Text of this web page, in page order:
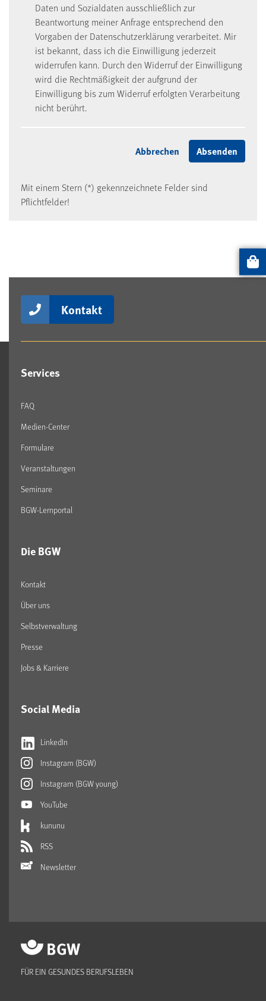
Daten und Sozialdaten ausschließlich zur
Beantwortung meiner Anfrage entsprechend den
Vorgaben der Datenschutzerklärung verarbeitet. Mir
ist bekannt, dass ich die Einwilligung jederzeit
widerrufen kann. Durch den Widerruf der Einwilligung
wird die Rechtmäßigkeit der aufgrund der
Einwilligung bis zum Widerruf erfolgten Verarbeitung
nicht berührt.
Mit einem Stern (*) gekennzeichnete Felder sind
Pflichtfelder!
Kontakt
Services
FAQ
Medien-Center
Formulare
Veranstaltungen
Seminare
BGW-Lernportal
Die BGW
Kontakt
Über uns
Selbstverwaltung
Presse
Jobs & Karriere
Social Media
LinkedIn
Instagram (BGW)
Instagram (BGW young)
YouTube
kununu
RSS
Newsletter
FÜR EIN GESUNDES BERUFSLEBEN
Artikel